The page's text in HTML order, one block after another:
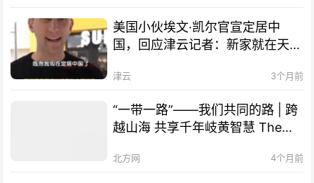
美国小伙埃文·凯尔官宣定居中
国，回应津云记者：新家就在天
津云 3个月前
“一带一路”——我们共同的路 | 跨
越山海 共享千年岐黄智慧 The
Shared Path | Transcending
北方网 4个月前